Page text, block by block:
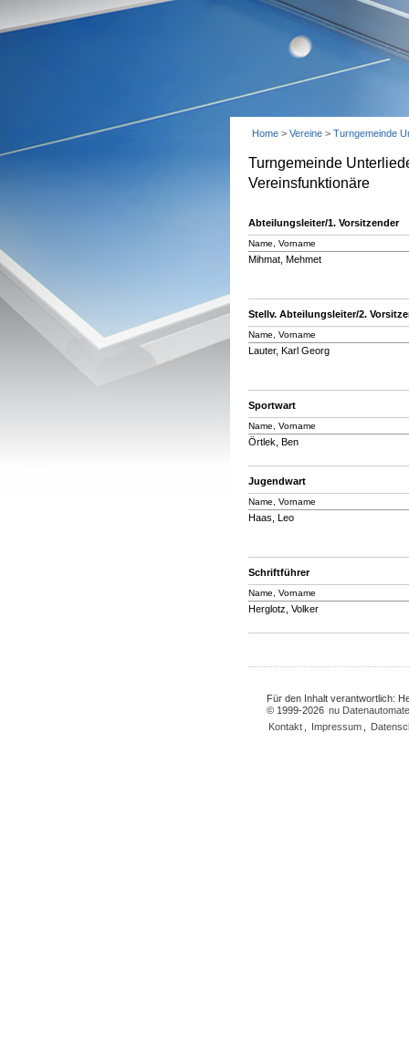
Home > Vereine > Turngemeinde
Turngemeinde
Vereinsfunktionäre
Abteilungsleiter/1. Vorsitzender
Name, Vorname
Mihmat, Mehmet
Stellv. Abteilungsleiter/2.
Name, Vorname
Lauter, Karl Georg
Sportwart
Name, Vorname
Örtlek, Ben
Jugendwart
Name, Vorname
Haas, Leo
Schriftführer
Name, Vorname
Herglotz, Volker
Für den Inhalt verantwortlich:
© 1999-2026 nu
Kontakt
Impressum